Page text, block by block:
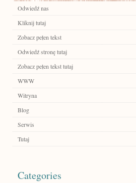
Odwiedź nas
Kliknij tutaj
Zobacz pełen tekst
Odwiedź stronę tutaj
Zobacz pełen tekst tutaj
WWW
Witryna
Blog
Serwis
Tutaj
Categories